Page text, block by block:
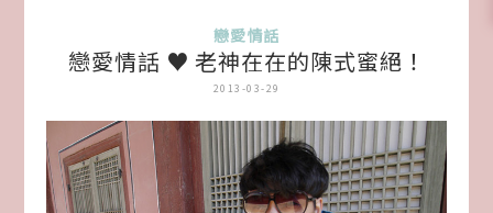
戀愛情話
戀愛情話 ♥ 老神在在的陳式蜜絕！
2013-03-29